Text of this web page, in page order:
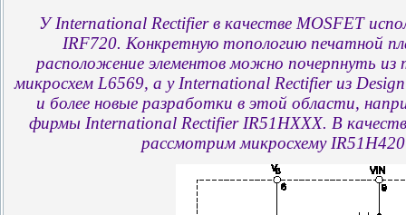
У International Rectifier в качестве MOSFET
IRF720. Конкретную топологию печатной
расположение элементов можно почерпнуть из
микросхем L6569, а у International Rectifier из
и более новые разработки в этой области,
фирмы International Rectifier IR51HXXX. В
рассмотрим микросхему